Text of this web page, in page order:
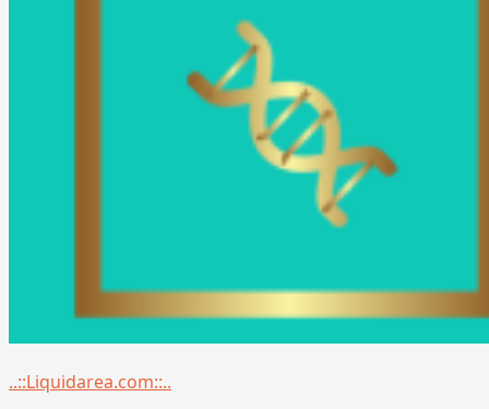
Menu
..::Liquidarea.com::..